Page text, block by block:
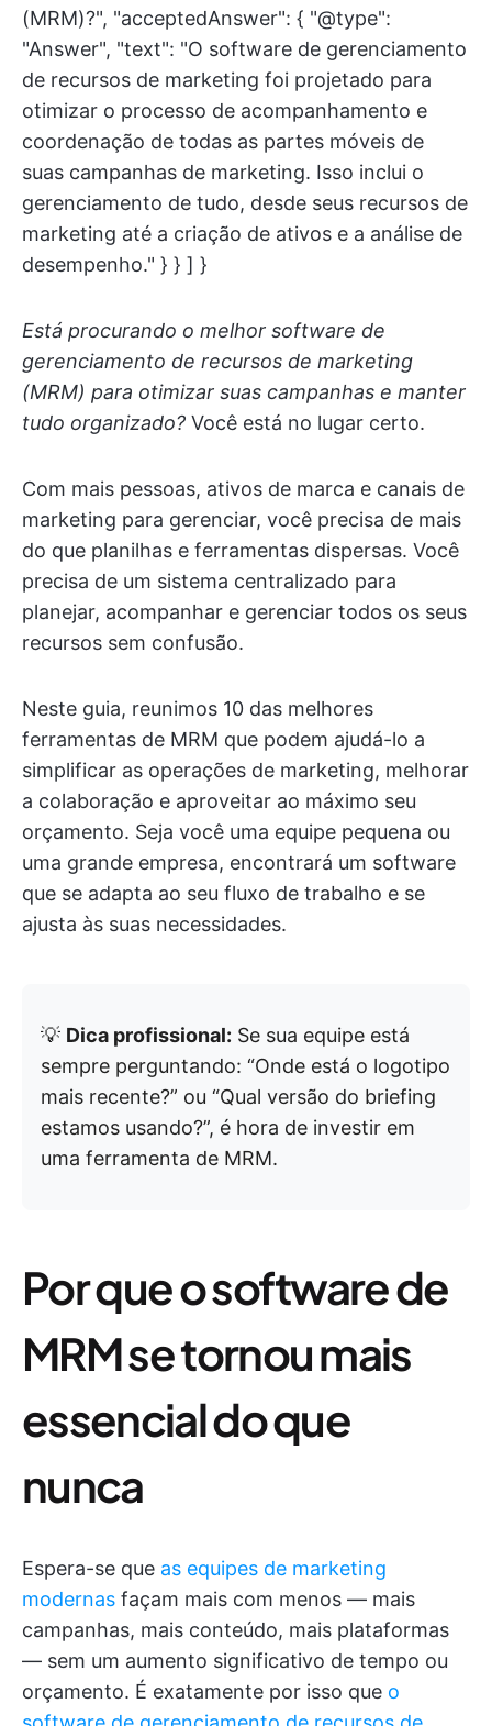
(MRM)?", "acceptedAnswer": { "@type":
"Answer", "text": "O software de gerenciamento
de recursos de marketing foi projetado para
otimizar o processo de acompanhamento e
coordenação de todas as partes móveis de
suas campanhas de marketing. Isso inclui o
gerenciamento de tudo, desde seus recursos de
marketing até a criação de ativos e a análise de
desempenho." } } ] }
Está procurando o melhor software de
gerenciamento de recursos de marketing
(MRM) para otimizar suas campanhas e manter
tudo organizado? Você está no lugar certo.
Com mais pessoas, ativos de marca e canais de
marketing para gerenciar, você precisa de mais
do que planilhas e ferramentas dispersas. Você
precisa de um sistema centralizado para
planejar, acompanhar e gerenciar todos os seus
recursos sem confusão.
Neste guia, reunimos 10 das melhores
ferramentas de MRM que podem ajudá-lo a
simplificar as operações de marketing, melhorar
a colaboração e aproveitar ao máximo seu
orçamento. Seja você uma equipe pequena ou
uma grande empresa, encontrará um software
que se adapta ao seu fluxo de trabalho e se
ajusta às suas necessidades.
💡 Dica profissional: Se sua equipe está
sempre perguntando: “Onde está o logotipo
mais recente?” ou “Qual versão do briefing
estamos usando?”, é hora de investir em
uma ferramenta de MRM.
Por que o software de
MRM se tornou mais
essencial do que
nunca
Espera-se que as equipes de marketing
modernas façam mais com menos — mais
campanhas, mais conteúdo, mais plataformas
— sem um aumento significativo de tempo ou
orçamento. É exatamente por isso que o